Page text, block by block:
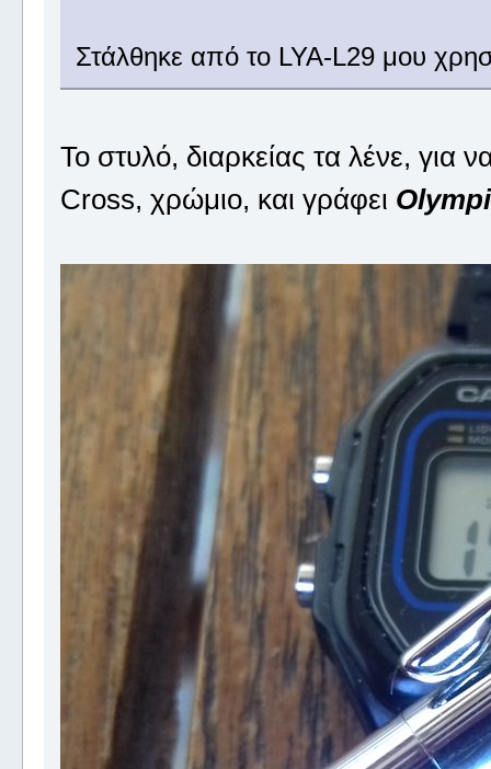
Στάλθηκε από το LYA-L29 μου
Το στυλό, διαρκείας τα λένε, για
Cross, χρώμιο, και γράφει